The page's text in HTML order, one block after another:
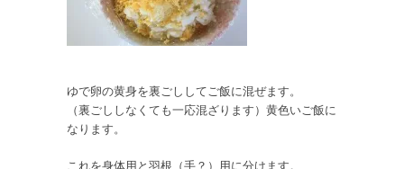
ゆで卵の黄身を裏ごししてご飯に混ぜます。
（裏ごししなくても一応混ざります）黄色いご飯に
なります。
これを身体用と羽根（手？）用に分けます。